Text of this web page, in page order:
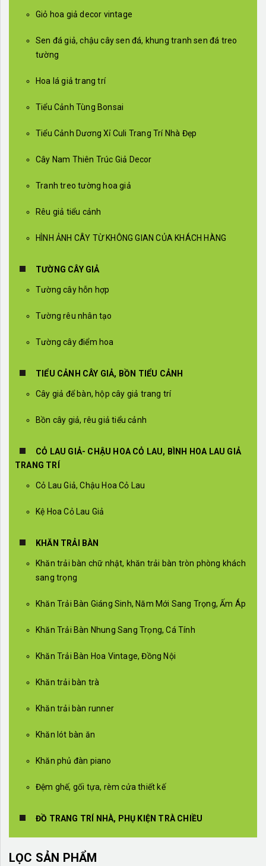
Giỏ hoa giả decor vintage
Sen đá giả, chậu cây sen đá, khung tranh sen đá treo
tường
Hoa lá giả trang trí
Tiểu Cảnh Tùng Bonsai
Tiểu Cảnh Dương Xỉ Culi Trang Trí Nhà Đẹp
Cây Nam Thiên Trúc Giả Decor
Tranh treo tường hoa giả
Rêu giả tiểu cảnh
HÌNH ẢNH CÂY TỪ KHÔNG GIAN CỦA KHÁCH HÀNG
TƯỜNG CÂY GIẢ
Tường cây hỗn hợp
Tường rêu nhân tạo
Tường cây điểm hoa
TIỂU CẢNH CÂY GIẢ, BỒN TIỂU CẢNH
Cây giả để bàn, hộp cây giả trang trí
Bồn cây giả, rêu giả tiểu cảnh
CỎ LAU GIẢ- CHẬU HOA CỎ LAU, BÌNH HOA LAU GIẢ
TRANG TRÍ
Cỏ Lau Giả, Chậu Hoa Cỏ Lau
Kệ Hoa Cỏ Lau Giả
KHĂN TRẢI BÀN
Khăn trải bàn chữ nhật, khăn trải bàn tròn phòng khách
sang trọng
Khăn Trải Bàn Giáng Sinh, Năm Mới Sang Trọng, Ấm Áp
Khăn Trải Bàn Nhung Sang Trọng, Cá Tính
Khăn Trải Bàn Hoa Vintage, Đồng Nội
Khăn trải bàn trà
Khăn trải bàn runner
Khăn lót bàn ăn
Khăn phủ đàn piano
Đệm ghế, gối tựa, rèm cửa thiết kế
ĐỒ TRANG TRÍ NHÀ, PHỤ KIỆN TRÀ CHIỀU
LỌC SẢN PHẨM